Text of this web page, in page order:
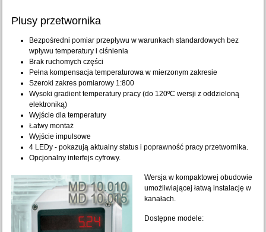
Plusy przetwornika
Bezpośredni pomiar przepływu w warunkach standardowych bez
wpływu temperatury i ciśnienia
Brak ruchomych części
Pełna kompensacja temperaturowa w mierzonym zakresie
Szeroki zakres pomiarowy 1:800
Wysoki gradient temperatury pracy (do 120ºC wersji z oddzieloną
elektroniką)
Wyjście dla temperatury
Łatwy montaż
Wyjście impulsowe
4 LEDy - pokazują aktualny status i poprawność pracy przetwornika.
Opcjonalny interfejs cyfrowy.
Wersja w kompaktowej obudowie
umożliwiającej łatwą instalację w
kanałach.
Dostępne modele: